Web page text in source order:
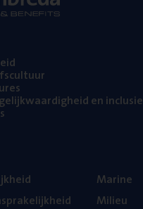
en inclusie
Mari­ne
Mili­eu